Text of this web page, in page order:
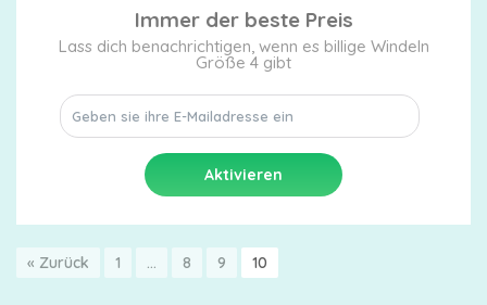
Immer der beste Preis
Lass dich benachrichtigen, wenn es billige Windeln
Größe 4 gibt
« Zurück 1 … 8 9 10